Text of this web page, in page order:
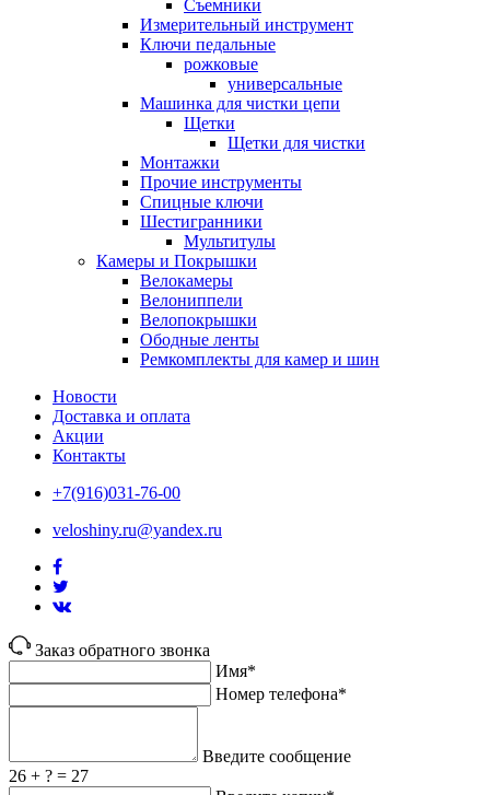
Съемники
Измерительный инструмент
Ключи педальные
рожковые
универсальные
Машинка для чистки цепи
Щетки
Щетки для чистки
Монтажки
Прочие инструменты
Спицные ключи
Шестигранники
Мультитулы
Камеры и Покрышки
Велокамеры
Велониппели
Велопокрышки
Ободные ленты
Ремкомплекты для камер и шин
Новости
Доставка и оплата
Акции
Контакты
+7(916)031-76-00
veloshiny.ru@yandex.ru
Заказ обратного звонка
Имя*
Номер телефона*
Введите сообщение
26 + ? = 27